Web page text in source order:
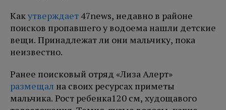
Какутверждает47news, недавно в районе
поисков пропавшего у водоема нашли детские
вещи. Принадлежат ли они мальчику, пока
неизвестно.
Ранее поисковый отряд «Лиза Алерт»
размещал на своих ресурсах приметы
мальчика. Рост ребенка120 см, худощавого